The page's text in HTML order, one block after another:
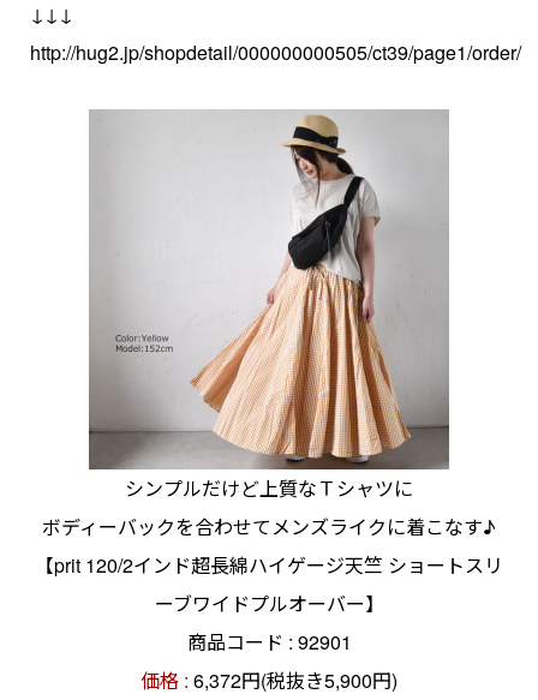
↓↓↓
http://hug2.jp/shopdetail/000000000505/ct39/page1/order/
シンプルだけど上質なＴシャツに
ボディーバックを合わせてメンズライクに着こなす♪
【prit 120/2インド超長綿ハイゲージ天竺 ショートスリ
ーブワイドプルオーバー】
商品コード : 92901
価格 : 6,372円(税抜き5,900円)